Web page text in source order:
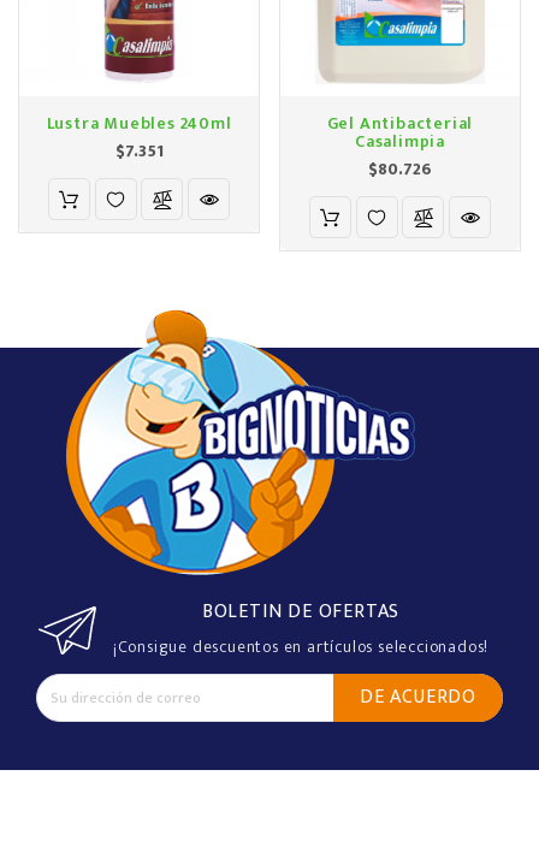
Lustra Muebles 240ml
$7.351Precio
Gel Antibacterial
Casalimpia
$80.726
BOLETIN DE OFERTAS
¡Consigue descuentos en artículos seleccionados!